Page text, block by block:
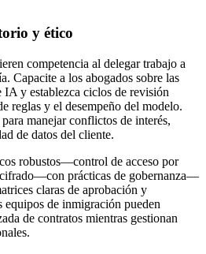
y ético
competencia al delegar trabajo a
Capacite a los abogados sobre las
IA y establezca ciclos de revisión
reglas y el desempeño del modelo.
manejar conflictos de interés,
de datos del cliente.
robustos—control de acceso por
prácticas de gobernanza—
claras de aprobación y
de inmigración pueden
de contratos mientras gestionan